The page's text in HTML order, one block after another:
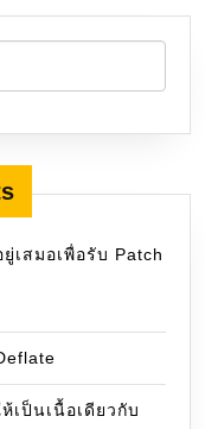
เสมอเพื่อรับ Patch
เป็นเนื้อเดียวกับ